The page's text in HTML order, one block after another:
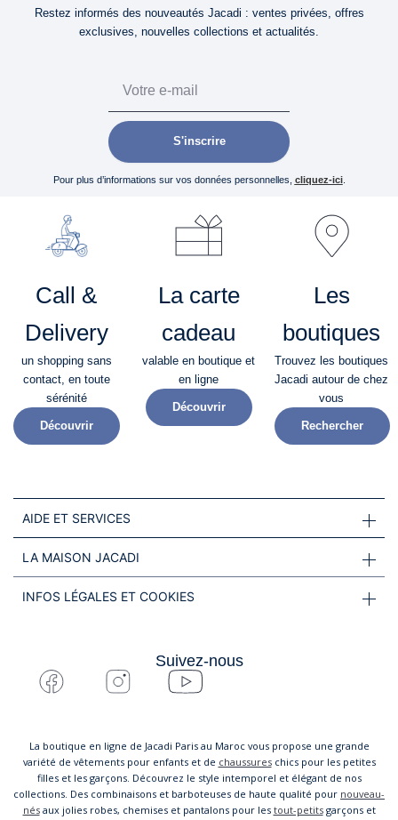
Restez informés des nouveautés Jacadi : ventes privées, offres
exclusives, nouvelles collections et actualités.
S'inscrire
Pour plus d’informations sur vos données personnelles, cliquez-ici.
Call &
Delivery
un shopping sans
contact, en toute
sérénité​
Découvrir
La carte
cadeau
valable en boutique et
en ligne
Découvrir
Les
boutiques
Trouvez les boutiques
Jacadi autour de chez
vous
Rechercher
AIDE ET SERVICES
LA MAISON JACADI
INFOS LÉGALES ET COOKIES
Suivez-nous
La boutique en ligne de Jacadi Paris au Maroc vous propose une grande
variété de vêtements pour enfants et de chaussureschics pour les petites
filles et les garçons. Découvrez le style intemporel et élégant de nos
collections. Des combinaisons et barboteuses de haute qualité pour nouveau-
nésaux jolies robes, chemises et pantalons pour les tout-petitsgarçons et